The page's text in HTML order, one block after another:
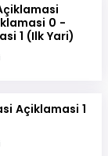
0 -
1 (Ilk Yari)
Açiklamasi 1